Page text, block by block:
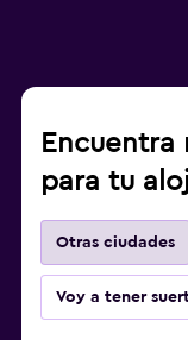
para tu
Otras ciudades
Voy a tener